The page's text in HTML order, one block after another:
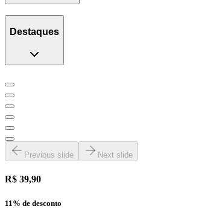
Destaques
Previous slide Next slide
R$ 39,90
11 % de desconto